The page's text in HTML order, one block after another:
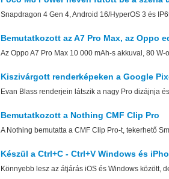
Snapdragon 4 Gen 4, Android 16/HyperOS 3 és
Bemutatkozott az A7 Pro Max, az Oppo
Az Oppo A7 Pro Max 10 000 mAh-s akkuval, 80
Kiszivárgott renderképeken a Google
Evan Blass renderjein látszik a nagy Pro dizájnja
Bemutatkozott a Nothing CMF Clip Pro
A Nothing bemutatta a CMF Clip Pro-t, tekerhető
Készül a Ctrl+C - Ctrl+V Windows és
Könnyebb lesz az átjárás iOS és Windows között,